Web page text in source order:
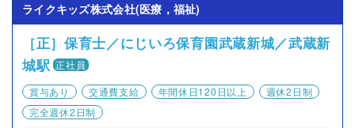
ライクキッズ株式会社(医療，福祉)
［正］保育士／にじいろ保育園武蔵新城／武蔵新
城駅 正社員
賞与あり
交通費支給 年間休日120日以上
週休2日制
完全週休2日制